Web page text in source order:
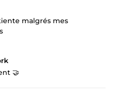
malgrés mes
🤝